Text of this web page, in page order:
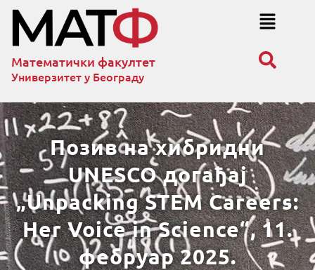
Математички факултет
Универзитет у Београду
Позив на хибридни
UNESCO догађај
„Unpacking STEM Careers:
Her Voice in Science“, 11.
фебруар 2025.